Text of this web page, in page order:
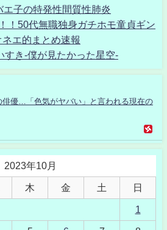
子の特発性間質性肺炎
！50代無職独身ガチホモ童貞ギン
エ的まとめ速報
すき-僕が見たかった星空-
俳優…「色気がヤバい」と言われる現在の
2023年10月
木 金 土 日
1